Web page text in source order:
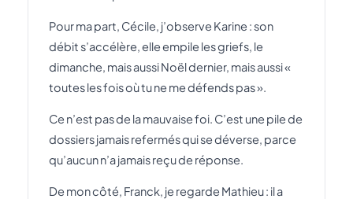
Pour ma part, Cécile, j’observe Karine : son
débit s’accélère, elle empile les griefs, le
dimanche, mais aussi Noël dernier, mais aussi «
toutes les fois où tu ne me défends pas ».
Ce n’est pas de la mauvaise foi. C’est une pile de
dossiers jamais refermés qui se déverse, parce
qu’aucun n’a jamais reçu de réponse.
De mon côté, Franck, je regarde Mathieu : il a